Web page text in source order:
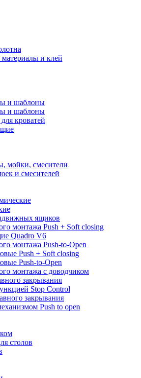
и клей
и шаблоны
и шаблоны
кроватей
мойки, смесители
и смесителей
ящиков
монтажа Push + Soft closing
Quadro V6
монтажа Push-to-Open
Push + Soft closing
Push-to-Open
монтажа с доводчиком
закрывания
Stop Control
закрывания
Push to open
столов